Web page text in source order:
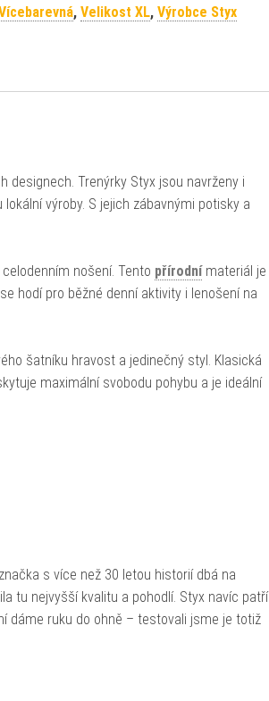
, Velikost XL, Výrobce Styx
designech. Trenýrky Styx jsou navrženy i
výroby. S jejich zábavnými potisky a
nošení. Tento přírodnímateriál je
hodí pro běžné denní aktivity i lenošení na
šatníku hravost a jedinečný styl. Klasická
maximální svobodu pohybu a je ideální
s více než 30 letou historií dbá na
tu nejvyšší kvalitu a pohodlí. Styx navíc patří
dáme ruku do ohně – testovali jsme je totiž